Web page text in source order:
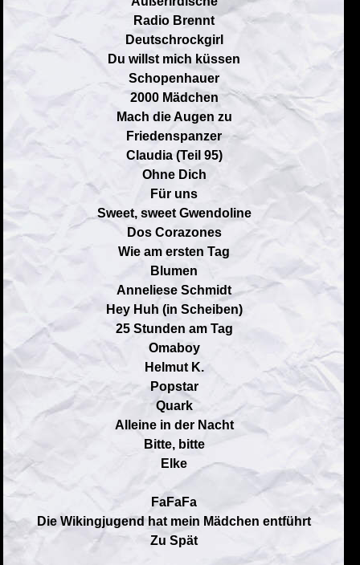
Radio Brennt
Deutschrockgirl
Du willst mich küssen
Schopenhauer
2000 Mädchen
Mach die Augen zu
Friedenspanzer
Claudia (Teil 95)
Ohne Dich
Für uns
Sweet, sweet Gwendoline
Dos Corazones
Wie am ersten Tag
Blumen
Anneliese Schmidt
Hey Huh (in Scheiben)
25 Stunden am Tag
Omaboy
Helmut K.
Popstar
Quark
Alleine in der Nacht
Bitte, bitte
Elke
FaFaFa
Die Wikingjugend hat mein Mädchen entführt
Zu Spät